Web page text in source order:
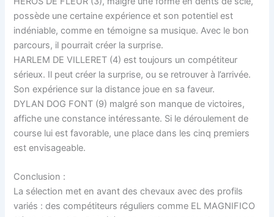
possède une certaine expérience et son potentiel est
indéniable, comme en témoigne sa musique. Avec le bon
parcours, il pourrait créer la surprise.
HARLEM DE VILLERET (4) est toujours un compétiteur
sérieux. Il peut créer la surprise, ou se retrouver à l’arrivée.
Son expérience sur la distance joue en sa faveur.
DYLAN DOG FONT (9) malgré son manque de victoires,
affiche une constance intéressante. Si le déroulement de
course lui est favorable, une place dans les cinq premiers
est envisageable.
Conclusion :
La sélection met en avant des chevaux avec des profils
variés : des compétiteurs réguliers comme EL MAGNIFICO